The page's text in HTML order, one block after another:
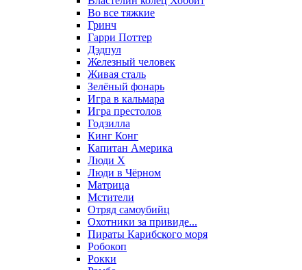
Во все тяжкие
Гринч
Гарри Поттер
Дэдпул
Железный человек
Живая сталь
Зелёный фонарь
Игра в кальмара
Игра престолов
Годзилла
Кинг Конг
Капитан Америка
Люди X
Люди в Чёрном
Матрица
Мстители
Отряд самоубийц
Охотники за привиде...
Пираты Карибского моря
Робокоп
Рокки